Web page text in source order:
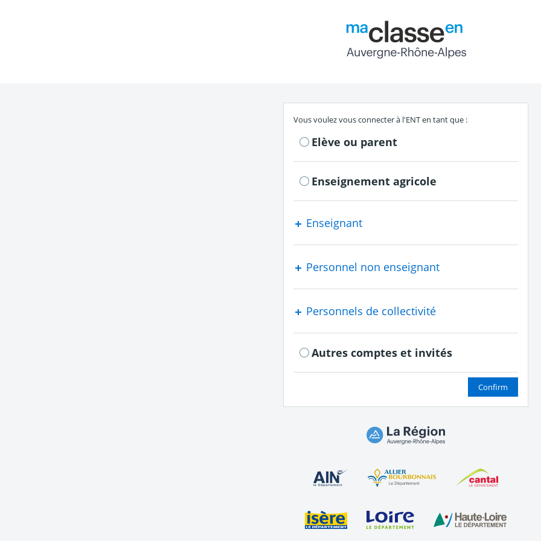
S'authentifier en tant que
Vous voulez vous connecter à l'ENT en tant que :
Elève ou parent
Enseignement agricole
Enseignant
Personnel non enseignant
Personnels de collectivité
Autres comptes et invités